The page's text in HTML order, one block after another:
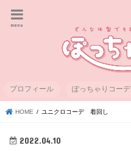
menu
プロフィール ぽっちゃりコーデ
HOME ユニクロコーデ 着回し
2022.04.10